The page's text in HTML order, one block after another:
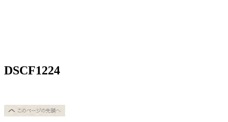
DSCF1224